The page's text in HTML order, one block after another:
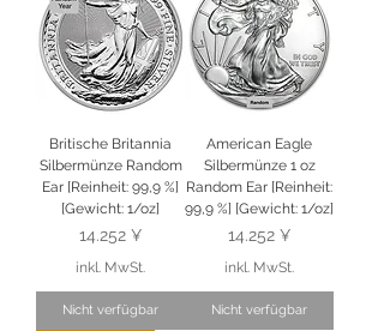
Britische Britannia
Silbermünze Random
Ear [Reinheit: 99,9 %]
[Gewicht: 1/oz]
Preis
14.252 ¥
inkl. MwSt.
Nicht verfügbar
American Eagle
Silbermünze 1 oz
Random Ear [Reinheit:
99,9 %] [Gewicht: 1/oz]
Preis
14.252 ¥
inkl. MwSt.
Nicht verfügbar